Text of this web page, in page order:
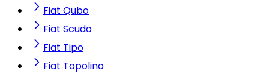
Fiat Qubo
Fiat Scudo
Fiat Tipo
Fiat Topolino